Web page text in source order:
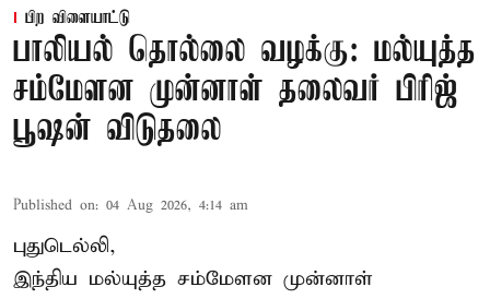
பிற விளையாட்டு
பாலியல் தொல்லை வழக்கு: மல்யுத்த
சம்மேளன முன்னாள் தலைவர் பிரிஜ்
பூஷன் விடுதலை
Published on: 04 Aug 2026, 4:14 am
புதுடெல்லி,
இந்திய மல்யுத்த சம்மேளன முன்னாள்